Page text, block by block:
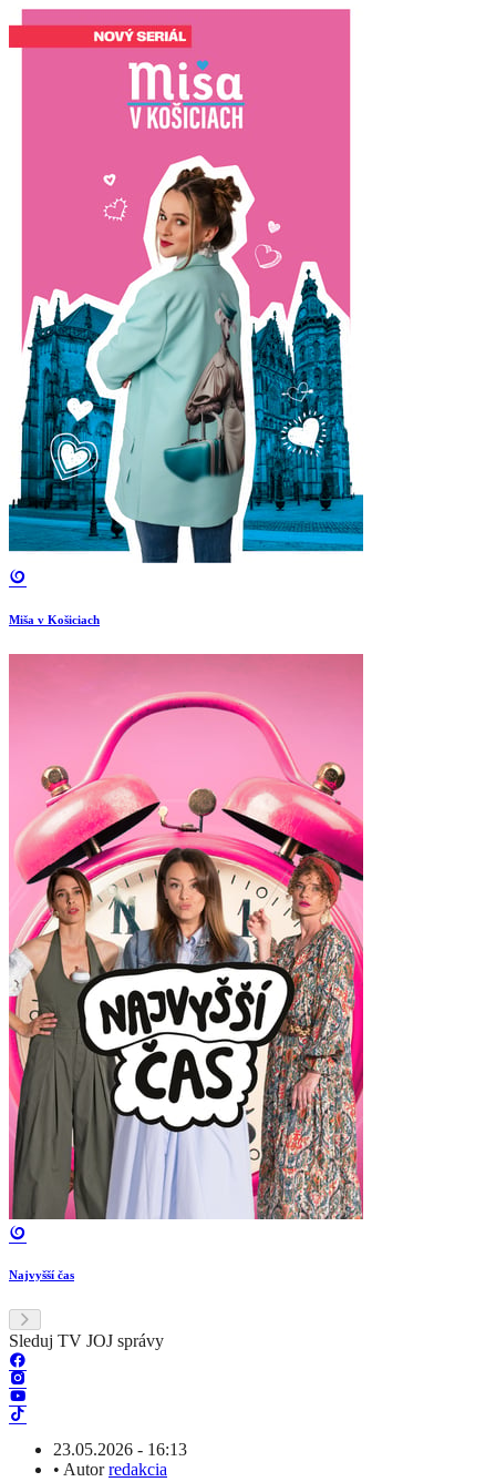
Miša v Košiciach
Najvyšší čas
Sleduj TV JOJ správy
23.05.2026 - 16:13
• Autorredakcia